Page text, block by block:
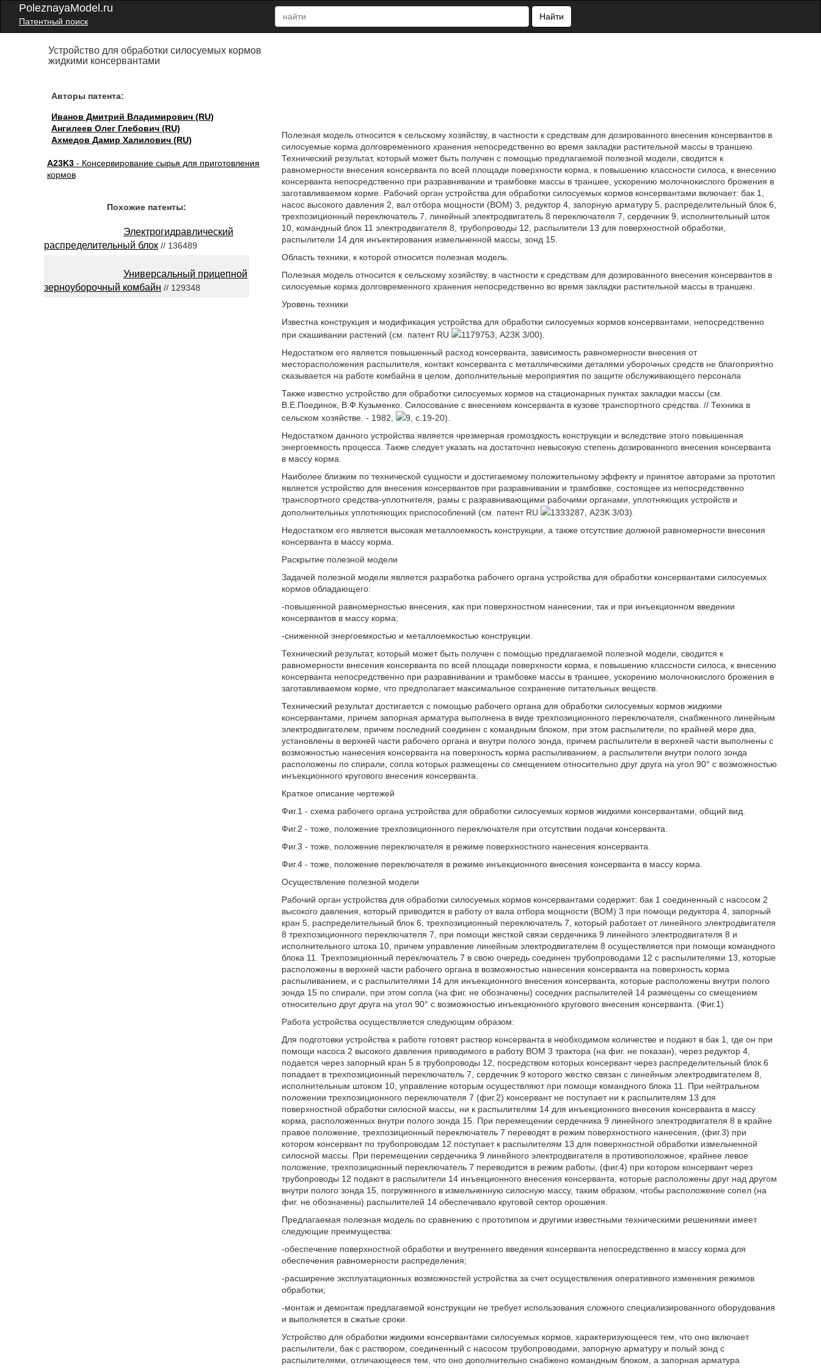
PoleznayaModel.ru
Патентный поиск
Найти
Устройство для обработки силосуемых кормов
жидкими консервантами
Авторы патента:
Иванов Дмитрий Владимирович (RU)
Ангилеев Олег Глебович (RU)
Ахмедов Дамир Халилович (RU)
A23K3 - Консервирование сырья для приготовления
кормов
Полезная модель относится к сельскому хозяйству, в частности к средствам для дозированного внесения консервантов в
силосуемые корма долговременного хранения непосредственно во время закладки растительной массы в траншею.
Технический результат, который может быть получен с помощью предлагаемой полезной модели, сводится к
равномерности внесения консерванта по всей площади поверхности корма, к повышению классности силоса, к внесению
консерванта непосредственно при разравнивании и трамбовке массы в траншее, ускорению молочнокислого брожения в
заготавливаемом корме. Рабочий орган устройства для обработки силосуемых кормов консервантами включает: бак 1,
насос высокого давления 2, вал отбора мощности (ВОМ) 3, редуктор 4, запорную арматуру 5, распределительный блок 6,
трехпозиционный переключатель 7, линейный электродвигатель 8 переключателя 7, сердечник 9, исполнительный шток
10, командный блок 11 электродвигателя 8, трубопроводы 12, распылители 13 для поверхностной обработки,
распылители 14 для инъектирования измельченной массы, зонд 15.
Область техники, к которой относится полезная модель.
Полезная модель относится к сельскому хозяйству, в частности к средствам для дозированного внесения консервантов в
силосуемые корма долговременного хранения непосредственно во время закладки растительной массы в траншею.
Уровень техники
Известна конструкция и модификация устройства для обработки силосуемых кормов консервантами, непосредственно
при скашивании растений (см. патент RU
1179753, А23К 3/00).
Недостатком его является повышенный расход консерванта, зависимость равномерности внесения от
месторасположения распылителя, контакт консерванта с металлическими деталями уборочных средств не благоприятно
сказывается на работе комбайна в целом, дополнительные мероприятия по защите обслуживающего персонала
Также известно устройство для обработки силосуемых кормов на стационарных пунктах закладки массы (см.
В.Е.Поединок, В.Ф.Кузьменко. Силосование с внесением консерванта в кузове транспортного средства. // Техника в
сельском хозяйстве. - 1982,
9, с.19-20).
Недостатком данного устройства является чрезмерная громоздкость конструкции и вследствие этого повышенная
энергоемкость процесса. Также следует указать на достаточно невысокую степень дозированного внесения консерванта
в массу корма.
Наиболее близким по технической сущности и достигаемому положительному эффекту и принятое авторами за прототип
является устройство для внесения консервантов при разравнивании и трамбовке, состоящее из непосредственно
транспортного средства-уплотнителя, рамы с разравнивающими рабочими органами, уплотняющих устройств и
дополнительных уплотняющих приспособлений (см. патент RU
1333287, А23К 3/03).
Недостатком его является высокая металлоемкость конструкции, а также отсутствие должной равномерности внесения
консерванта в массу корма.
Раскрытие полезной модели
Задачей полезной модели является разработка рабочего органа устройства для обработки консервантами силосуемых
кормов обладающего:
-повышенной равномерностью внесения, как при поверхностном нанесении, так и при инъекционном введении
консервантов в массу корма;
-сниженной энергоемкостью и металлоемкостью конструкции.
Технический результат, который может быть получен с помощью предлагаемой полезной модели, сводится к
равномерности внесения консерванта по всей площади поверхности корма, к повышению классности силоса, к внесению
консерванта непосредственно при разравнивании и трамбовке массы в траншее, ускорению молочнокислого брожения в
заготавливаемом корме, что предполагает максимальное сохранение питательных веществ.
Технический результат достигается с помощью рабочего органа для обработки силосуемых кормов жидкими
консервантами, причем запорная арматура выполнена в виде трехпозиционного переключателя, снабженного линейным
электродвигателем, причем последний соединен с командным блоком, при этом распылители, по крайней мере два,
установлены в верхней части рабочего органа и внутри полого зонда, причем распылители в верхней части выполнены с
возможностью нанесения консерванта на поверхность корма распыливанием, а распылители внутри полого зонда
расположены по спирали, сопла которых размещены со смещением относительно друг друга на угол 90° с возможностью
инъекционного кругового внесения консерванта.
Краткое описание чертежей
Фиг.1 - схема рабочего органа устройства для обработки силосуемых кормов жидкими консервантами, общий вид.
Фиг.2 - тоже, положение трехпозиционного переключателя при отсутствии подачи консерванта.
Фиг.3 - тоже, положение переключателя в режиме поверхностного нанесения консерванта.
Фиг.4 - тоже, положение переключателя в режиме инъекционного внесения консерванта в массу корма.
Осуществление полезной модели
Рабочий орган устройства для обработки силосуемых кормов консервантами содержит: бак 1 соединенный с насосом 2
высокого давления, который приводится в работу от вала отбора мощности (ВОМ) 3 при помощи редуктора 4, запорный
кран 5, распределительный блок 6, трехпозиционный переключатель 7, который работает от линейного электродвигателя
8 трехпозиционного переключателя 7, при помощи жесткой связи сердечника 9 линейного электродвигателя 8 и
исполнительного штока 10, причем управление линейным электродвигателем 8 осуществляется при помощи командного
блока 11. Трехпозиционный переключатель 7 в свою очередь соединен трубопроводами 12 с распылителями 13, которые
расположены в верхней части рабочего органа в возможностью нанесения консерванта на поверхность корма
распыливанием, и с распылителями 14 для инъекционного внесения консерванта, которые расположены внутри полого
зонда 15 по спирали, при этом сопла (на фиг. не обозначены) соседних распылителей 14 размещены со смещением
относительно друг друга на угол 90° с возможностью инъекционного кругового внесения консерванта. (Фиг.1)
Работа устройства осуществляется следующим образом:
Для подготовки устройства к работе готовят раствор консерванта в необходимом количестве и подают в бак 1, где он при
помощи насоса 2 высокого давления приводимого в работу ВОМ 3 трактора (на фиг. не показан), через редуктор 4,
подается через запорный кран 5 в трубопроводы 12, посредством которых консервант через распределительный блок 6
попадает в трехпозиционный переключатель 7, сердечник 9 которого жестко связан с линейным электродвигателем 8,
исполнительным штоком 10, управление которым осуществляют при помощи командного блока 11. При нейтральном
положении трехпозиционного переключателя 7 (фиг.2) консервант не поступает ни к распылителям 13 для
поверхностной обработки силосной массы, ни к распылителям 14 для инъекционного внесения консерванта в массу
корма, расположенных внутри полого зонда 15. При перемещении сердечника 9 линейного электродвигателя 8 в крайне
правое положение, трехпозиционный переключатель 7 переводят в режим поверхностного нанесения, (фиг.3) при
котором консервант по трубопроводам 12 поступает к распылителям 13 для поверхностной обработки измельченной
силосной массы. При перемещении сердечника 9 линейного электродвигателя в противоположное, крайнее левое
положение, трехпозиционный переключатель 7 переводится в режим работы, (фиг.4) при котором консервант через
трубопроводы 12 подают в распылители 14 инъекционного внесения консерванта, которые расположены друг над другом
внутри полого зонда 15, погруженного в измельченную силосную массу, таким образом, чтобы расположение сопел (на
фиг. не обозначены) распылителей 14 обеспечивало круговой сектор орошения.
Предлагаемая полезная модель по сравнению с прототипом и другими известными техническими решениями имеет
следующие преимущества:
-обеспечение поверхностной обработки и внутреннего введения консерванта непосредственно в массу корма для
обеспечения равномерности распределения;
-расширение эксплуатационных возможностей устройства за счет осуществления оперативного изменения режимов
обработки;
-монтаж и демонтаж предлагаемой конструкции не требует использования сложного специализированного оборудования
и выполняется в сжатые сроки.
Устройство для обработки жидкими консервантами силосуемых кормов, характеризующееся тем, что оно включает
распылители, бак с раствором, соединенный с насосом трубопроводами, запорную арматуру и полый зонд с
распылителями, отличающееся тем, что оно дополнительно снабжено командным блоком, а запорная арматура
Похожие патенты:
Электрогидравлический
распределительный блок // 136489
Универсальный прицепной
зерноуборочный комбайн // 129348